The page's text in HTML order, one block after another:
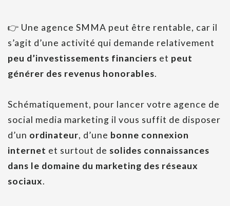
👉 Une agence SMMA peut être rentable, car il
s’agit d’une activité qui demande relativement
peu d’investissements financiers et peut
générer des revenus honorables.
Schématiquement, pour lancer votre agence de
social media marketing il vous suffit de disposer
d’un ordinateur, d’une bonne connexion
internet et surtout de solides connaissances
dans le domaine du marketing des réseaux
sociaux.